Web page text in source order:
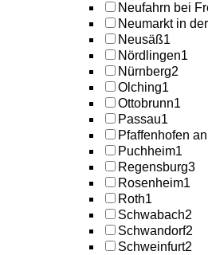
Neufahrn bei
Neumarkt in
Neusäß1
Nördlingen1
Nürnberg2
Olching1
Ottobrunn1
Passau1
Pfaffenhofen
Puchheim1
Regensburg3
Rosenheim1
Roth1
Schwabach2
Schwandorf2
Schweinfurt2